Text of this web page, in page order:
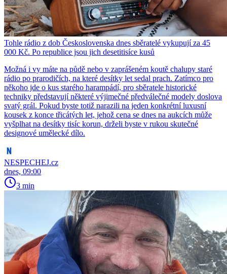
Tohle rádio z dob Československa dnes sběratelé vykupují za 45
000 Kč. Po republice jsou jich desetitisíce kusů
Možná i vy máte na půdě nebo v zaprášeném koutě chalupy staré
rádio po prarodičích, na které desítky let sedal prach. Zatímco pro
někoho jde o kus starého harampádí, pro sběratele historické
techniky představují některé výjimečné předválečné modely doslova
svatý grál. Pokud byste totiž narazili na jeden konkrétní luxusní
kousek z konce třicátých let, jehož cena se dnes na aukcích může
vyšplhat na desítky tisíc korun, drželi byste v rukou skutečné
designové umělecké dílo.
NESPECHEJ.cz
dnes, 09:00
3 min